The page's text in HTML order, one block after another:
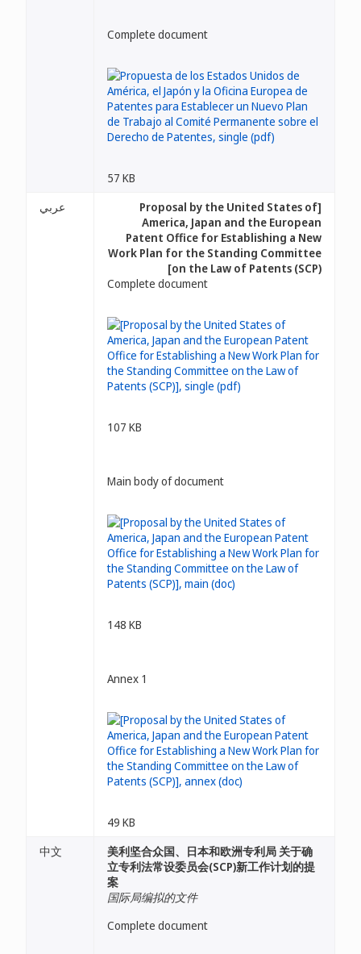
Complete document
57 KB
عربي
[Proposal by the United States of
America, Japan and the European
Patent Office for Establishing a New
Work Plan for the Standing Committee
on the Law of Patents (SCP)]
Complete document
107 KB
Main body of document
148 KB
Annex 1
49 KB
中文
美利坚合众国、日本和欧洲专利局 关于确
立专利法常设委员会(SCP)新工作计划的提
案
国际局编拟的文件
Complete document